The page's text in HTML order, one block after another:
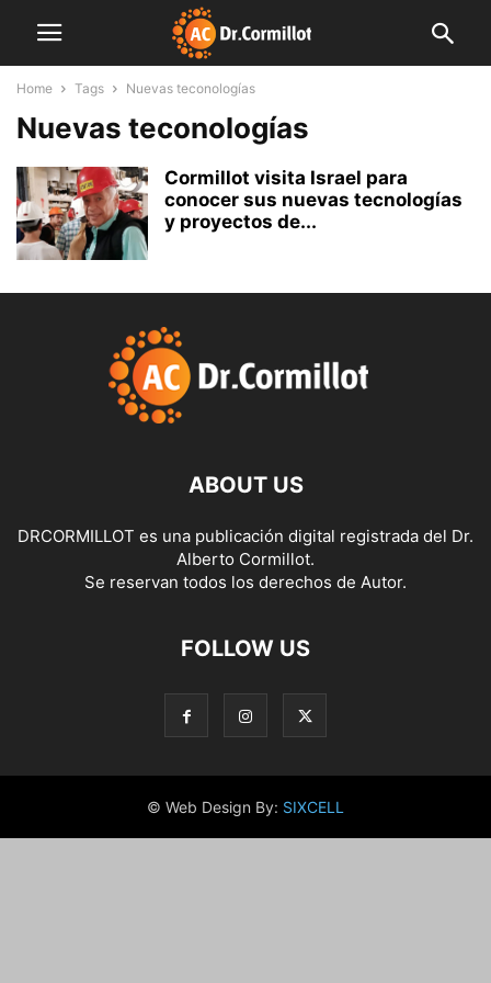
Home Tags Nuevas teconologías
Nuevas teconologías
Cormillot visita Israel para
conocer sus nuevas tecnologías
y proyectos de...
ABOUT US
DRCORMILLOT es una publicación digital registrada del Dr.
Alberto Cormillot.
Se reservan todos los derechos de Autor.
FOLLOW US
© Web Design By: SIXCELL